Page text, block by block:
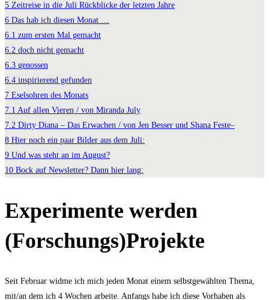
5 Zeitreise in die Juli Rückblicke der letzten Jahre
6 Das hab ich diesen Monat …
6.1 zum ersten Mal gemacht
6.2 doch nicht gemacht
6.3 genossen
6.4 inspirierend gefunden
7 Eselsohren des Monats
7.1 Auf allen Vieren / von Miranda July
7.2 Dirty Diana – Das Erwachen / von Jen Besser und Shana Feste–
8 Hier noch ein paar Bilder aus dem Juli:
9 Und was steht an im August?
10 Bock auf Newsletter? Dann hier lang:
Experimente werden
(Forschungs)Projekte
Seit Februar widme ich mich jeden Monat einem selbstgewählten Thema,
mit/an dem ich 4 Wochen arbeite. Anfangs habe ich diese Vorhaben als